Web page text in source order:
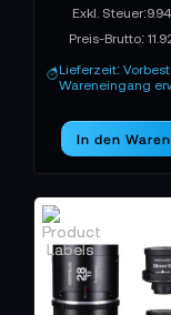
Preis-Brutto:
Lieferzeit:
Wareneingang
In den